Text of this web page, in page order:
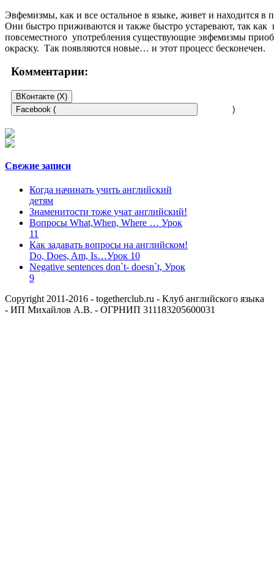
Эвфемизмы, как и все остальное в языке, живет и находится в
Они быстро приживаются и также быстро устаревают, так как
повсеместного употребления существующие эвфемизмы
окраску. Так появляются новые… и этот процесс бесконечен.
Комментарии:
ВКонтакте (X)
Facebook (
)
Свежие записи
Когда начинать учить английский
детям
Знаменитости тоже учат английский!
Вопросы What,When, Where … Урок
11
Как задавать вопросы на английском!
Do, Does, Am, Is…Урок 10
Negative sentences don`t- doesn`t, Урок
9
Copyright 2011-2016 - togetherclub.ru - Клуб английского языка
- ИП Михайлов А.В. - ОГРНИП 311183205600031